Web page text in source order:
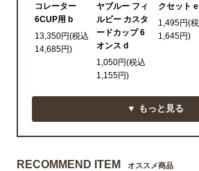
コレーター
6CUP用 b
13,350円(税込
14,685円)
ヤブルー フィ
ルビー カスタ
ードカップ 6
オンス d
1,050円(税込
1,155円)
クセット e
1,495円(
1,645円)
▼ もっと見る
RECOMMEND ITEM オススメ商品